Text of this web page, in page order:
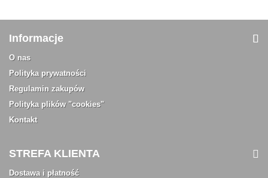
Informacje
O nas
Polityka prywatności
Regulamin zakupów
Polityka plików "cookies"
Kontakt
STREFA KLIENTA
Dostawa i płatność